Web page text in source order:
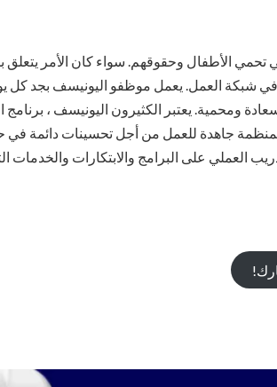
تحمي الأطفال وحقوقهم. سواء كان الأمر
في شبكة العمل. يعمل موظفو اليونيسف بجد كل
يعتبر الكثيرون اليونيسف ، برنامج
جاهدة للعمل من أجل تحسينات دائمة في
العملي على البرامج والابتكارات والخدمات